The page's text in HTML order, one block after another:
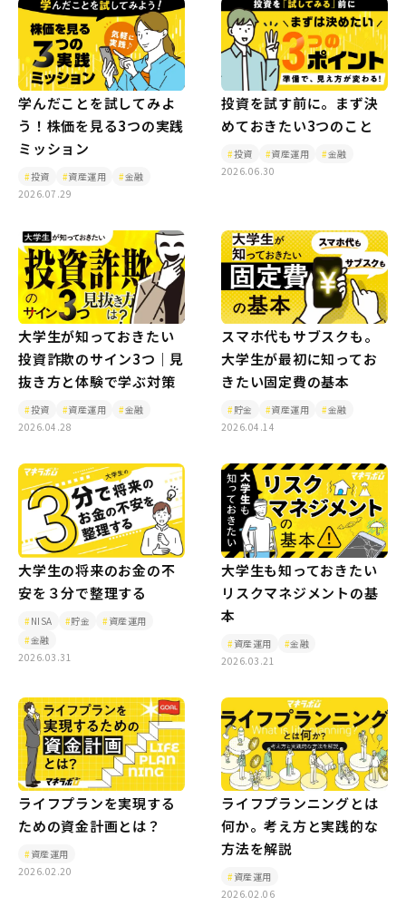
学んだことを試してみよ
う！株価を見る3つの実践
ミッション
投資 資産運用
金融
2026.07.29
投資を試す前に。まず決
めておきたい3つのこと
投資 資産運用
金融
2026.06.30
大学生が知っておきたい
投資詐欺のサイン3つ｜見
抜き方と体験で学ぶ対策
投資 資産運用
金融
2026.04.28
スマホ代もサブスクも。
大学生が最初に知ってお
きたい固定費の基本
貯金 資産運用
金融
2026.04.14
大学生の将来のお金の不
安を３分で整理する
NISA 貯金
資産運用
金融
2026.03.31
大学生も知っておきたい
リスクマネジメントの基
本
資産運用
金融
2026.03.21
ライフプランを実現する
ための資金計画とは？
資産運用
2026.02.20
ライフプランニングとは
何か。考え方と実践的な
方法を解説
資産運用
2026.02.06